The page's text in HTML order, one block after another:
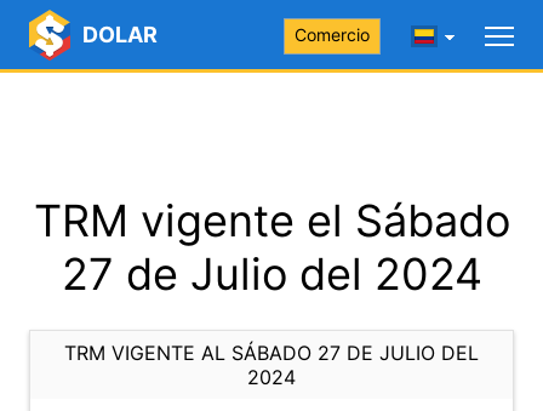
DOLAR Comercio
TRM vigente el Sábado
27 de Julio del 2024
TRM VIGENTE AL SÁBADO 27 DE JULIO DEL
2024